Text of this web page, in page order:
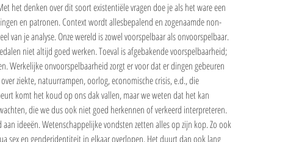
het denken over dit soort existentiële vragen doe je als het ware een
en patronen. Context wordt allesbepalend en zogenaamde non-
van je analyse. Onze wereld is zowel voorspelbaar als onvoorspelbaar.
niet altijd goed werken. Toeval is afgebakende voorspelbaarheid;
Werkelijke onvoorspelbaarheid zorgt er voor dat er dingen gebeuren
ziekte, natuurrampen, oorlog, economische crisis, e.d., die
komt het koud op ons dak vallen, maar we weten dat het kan
die we dus ook niet goed herkennen of verkeerd interpreteren.
ideeën. Wetenschappelijke vondsten zetten alles op zijn kop. Zo ook
sex en genderidentiteit in elkaar overlopen. Het duurt dan ook lang